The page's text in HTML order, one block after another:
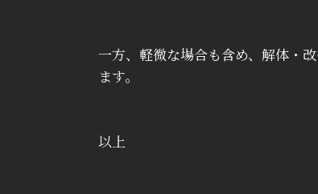
一方、軽微な場合も含め、解体・
ます。
以上